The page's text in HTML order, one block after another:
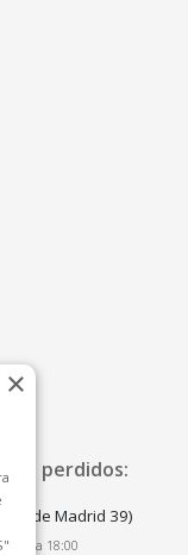
perdidos:
de Madrid 39)
a 18:00
×